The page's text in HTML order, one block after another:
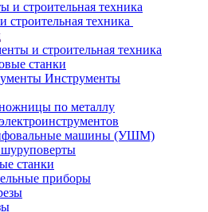
строительная техника
и строительная техника
станки
Инструменты
по металлу
машины (УШМ)
станки
приборы